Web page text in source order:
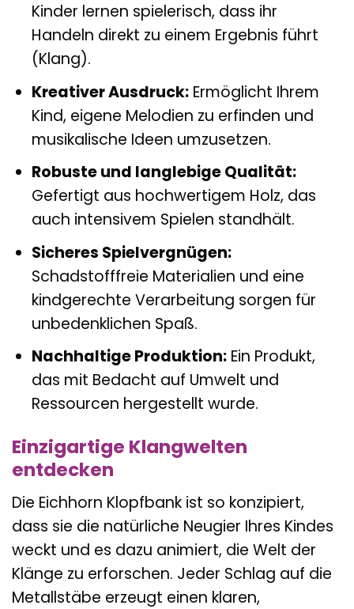
Kinder lernen spielerisch, dass ihr
Handeln direkt zu einem Ergebnis führt
(Klang).
Kreativer Ausdruck:Ermöglicht Ihrem
Kind, eigene Melodien zu erfinden und
musikalische Ideen umzusetzen.
Robuste und langlebige Qualität:
Gefertigt aus hochwertigem Holz, das
auch intensivem Spielen standhält.
Sicheres Spielvergnügen:
Schadstofffreie Materialien und eine
kindgerechte Verarbeitung sorgen für
unbedenklichen Spaß.
Nachhaltige Produktion:Ein Produkt,
das mit Bedacht auf Umwelt und
Ressourcen hergestellt wurde.
Einzigartige Klangwelten
entdecken
Die Eichhorn Klopfbank ist so konzipiert,
dass sie die natürliche Neugier Ihres Kindes
weckt und es dazu animiert, die Welt der
Klänge zu erforschen. Jeder Schlag auf die
Metallstäbe erzeugt einen klaren,